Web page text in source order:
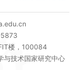
楼，100084
技术国家研究中心